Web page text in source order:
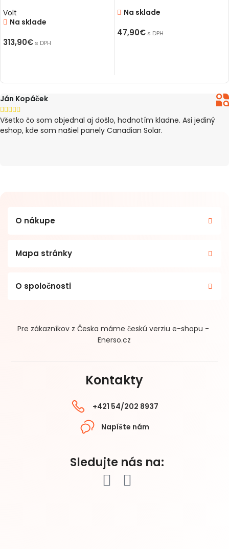
Volt
Na sklade
313,90€ s DPH
Na sklade
47,90€ s DPH
Ján Kopáček
    
Všetko čo som objednal aj došlo, hodnotím kladne. Asi jediný
eshop, kde som našiel panely Canadian Solar.
O nákupe
Mapa stránky
O spoločnosti
Pre zákazníkov z Česka máme českú verziu e-shopu -
Enerso.cz
Kontakty
+421 54/202 8937
Napíšte nám
Sledujte nás na: